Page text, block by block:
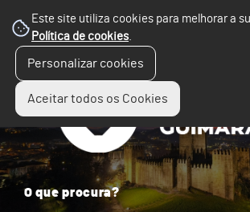
Este site utiliza cookies para melhorar a
Política de cookies.
Personalizar cookies
Aceitar todos os Cookies